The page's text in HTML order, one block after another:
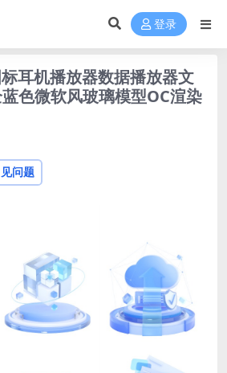
登录
耳机播放器数据播放器文
色微软风玻璃模型OC渲染
问题